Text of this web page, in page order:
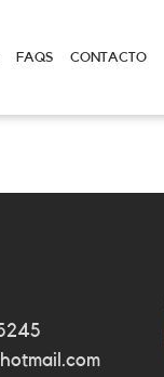
FAQS CONTACTO